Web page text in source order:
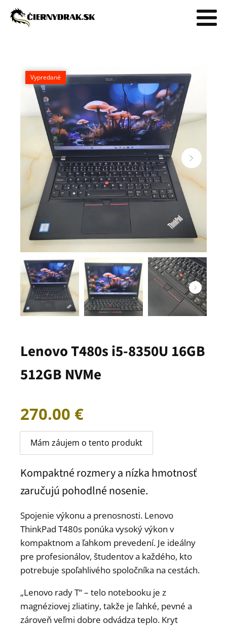
Vypredané
Lenovo T480s i5-8350U 16GB
512GB NVMe
270.00 €
Mám záujem o tento produkt
Kompaktné rozmery a nízka hmotnosť
zaručujú pohodlné nosenie.
Spojenie výkonu a prenosnosti. Lenovo
ThinkPad T480s ponúka vysoký výkon v
kompaktnom a ľahkom prevedení. Je ideálny
pre profesionálov, študentov a každého, kto
potrebuje spoľahlivého spoločníka na cestách.
„Lenovo rady T“ – telo notebooku je z
magnéziovej zliatiny, takže je ľahké, pevné a
zároveň veľmi dobre odvádza teplo. Kryt